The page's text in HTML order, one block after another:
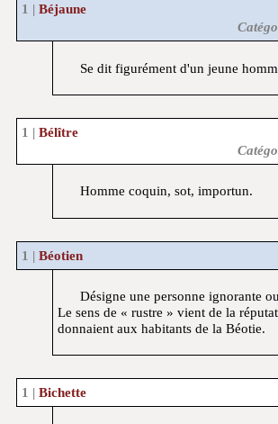
Béjaune
Se dit figurément d'un jeune
Bélître
Homme coquin, sot, importun.
Béotien
Désigne une personne ignorante
Le sens de « rustre » vient de la
donnaient aux habitants de la Béotie.
Bichette